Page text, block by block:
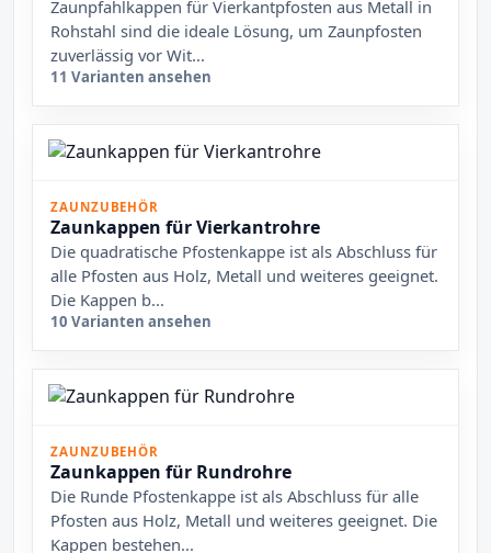
Zaunpfahlkappen für Vierkantpfosten aus Metall in
Rohstahl sind die ideale Lösung, um Zaunpfosten
zuverlässig vor Wit...
11 Varianten ansehen
ZAUNZUBEHÖR
Zaunkappen für Vierkantrohre
Die quadratische Pfostenkappe ist als Abschluss für
alle Pfosten aus Holz, Metall und weiteres geeignet.
Die Kappen b...
10 Varianten ansehen
ZAUNZUBEHÖR
Zaunkappen für Rundrohre
Die Runde Pfostenkappe ist als Abschluss für alle
Pfosten aus Holz, Metall und weiteres geeignet. Die
Kappen bestehen...